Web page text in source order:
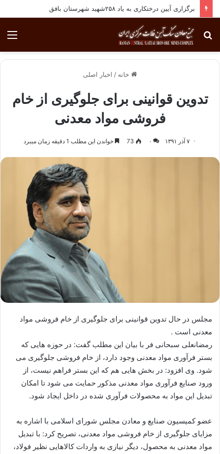
برگزاری آیین درختکاری به یاد ۲۵۸شهید شهرستان بافق
جستجو
برای
خانه / اخبار اصلی
تدوین قوانینی برای جلوگیری از خام
فروشی مواد معدنی
۷ آذر ۱۳۹۱ ۰ 73 خواندن این مطلب 1 دقیقه زمان میبرد
مجلس در حال تدوین قوانینی برای جلوگیری از خام فروشی مواد
معدنی است .
رمضانعلی سبحانی فر با بیان این مطلب گفت: در حوزه هایی كه
بستر فرآوری مواد معدنی وجود دارد، از خام فروشی جلوگیری می
شود. وی افزود: در بخش هایی هم كه این بستر فراهم نیست، از
ورود صنایع فرآوری مواد معدنی مذكور حمایت می شود تا امكان
تبدیل این مواد به محصولات فرآوری شده در داخل ایجاد شود.
عضو كمیسیون صنایع و معادن مجلس شورای اسلامی با اشاره به
مزایای جلوگیری از خام فروشی مواد معدنی، تصریح كرد: با تبدیل
مواد معدنی به محصول، دیگر نیازی به واردات كالاهایی نظیر فولاد،